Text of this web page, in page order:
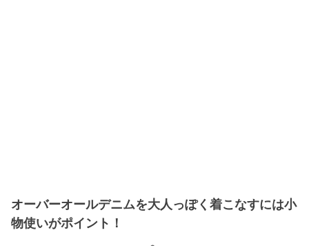
オーバーオールデニムを大人っぽく着こなすには小
物使いがポイント！